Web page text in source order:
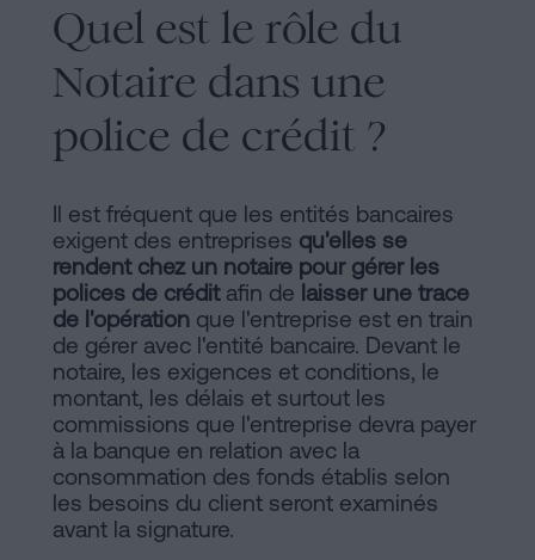
Quel est le rôle du
Notaire dans une
police de crédit ?
Il est fréquent que les entités bancaires
exigent des entreprises qu'elles se
rendent chez un notaire pour gérer les
polices de créditafin de laisser une trace
de l'opération que l'entreprise est en train
de gérer avec l'entité bancaire. Devant le
notaire, les exigences et conditions, le
montant, les délais et surtout les
commissions que l'entreprise devra payer
à la banque en relation avec la
consommation des fonds établis selon
les besoins du client seront examinés
avant la signature.